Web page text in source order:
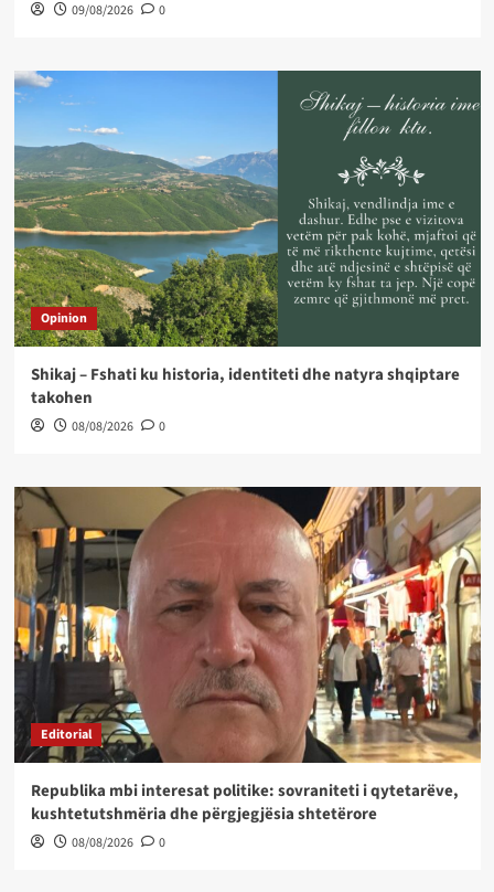
09/08/2026 0
Opinion
Shikaj – Fshati ku historia, identiteti dhe natyra shqiptare
takohen
08/08/2026 0
Editorial
Republika mbi interesat politike: sovraniteti i qytetarëve,
kushtetutshmëria dhe përgjegjësia shtetërore
08/08/2026 0